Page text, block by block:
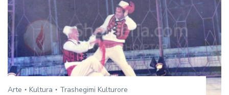
Arte Kultura Trashegimi Kulturore